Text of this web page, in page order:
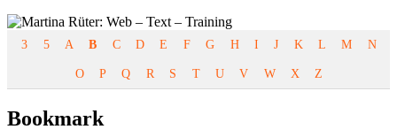
3 5 A B C D E F G H I J K L M N
O P Q R S T U V W X Z
Bookmark